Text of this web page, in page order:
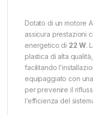
Dotato di un motore
assicura prestazioni
energetico di 22 W.
plastica di alta
facilitando
equipaggiato con
per prevenire il
l’efficienza del